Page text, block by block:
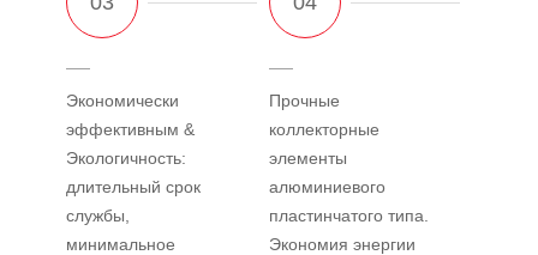
Экономически
эффективным &
Экологичность:
длительный срок
службы,
минимальное
Прочные
коллекторные
элементы
алюминиевого
пластинчатого типа.
Экономия энергии